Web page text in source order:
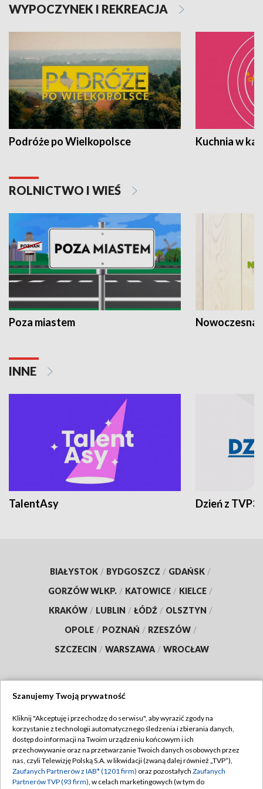
WYPOCZYNEK I REKREACJA
Podróże po Wielkopolsce Kuchnia w
ROLNICTWO I WIEŚ
Poza miastem Nowoczesna
INNE
TalentAsy Dzień z TVP3
BIAŁYSTOK / BYDGOSZCZ / GDAŃSK /
GORZÓW WLKP. / KATOWICE / KIELCE /
KRAKÓW / LUBLIN / ŁÓDŹ / OLSZTYN /
OPOLE / POZNAŃ / RZESZÓW /
SZCZECIN / WARSZAWA / WROCŁAW
TVP
Abonament TVP
Emisja w TVP
Regulamin TVP
Polityka prywatności
Szanujemy Twoją prywatność
Kliknij "Akceptuję i przechodzę do serwisu", aby wyrazić zgody na
korzystanie z technologii automatycznego śledzenia i zbierania danych,
dostęp do informacji na Twoim urządzeniu końcowym i ich
przechowywanie oraz na przetwarzanie Twoich danych osobowych przez
nas, czyli Telewizję Polską S.A. w likwidacji (zwaną dalej również „TVP”),
Zaufanych Partnerów z IAB* (1201 firm) oraz pozostałych Zaufanych
Partnerów TVP (93 firm), w celach marketingowych (w tym do